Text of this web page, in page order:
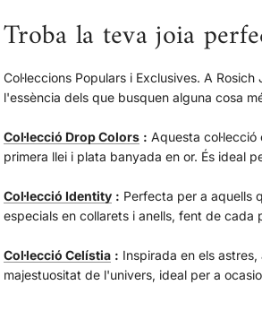
Troba la teva joia
Col·leccions Populars i Exclusives. A
l'essència dels que busquen alguna cosa
Col·lecció Drop Colors : Aquesta
primera llei i plata banyada en or. És ideal
Col·lecció Identity : Perfecta per a aquells
especials en collarets i anells, fent de cada
Col·lecció Celístia : Inspirada en els
majestuositat de l'univers, ideal per a